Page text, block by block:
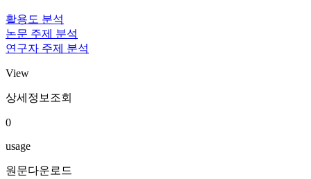
활용도 분석
논문 주제 분석
연구자 주제 분석
View
상세정보조회
0
usage
원문다운로드